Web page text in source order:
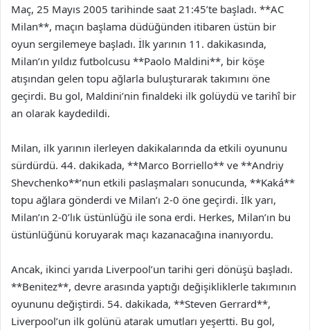
Maç, 25 Mayıs 2005 tarihinde saat 21:45’te başladı. **AC
Milan**, maçın başlama düdüğünden itibaren üstün bir
oyun sergilemeye başladı. İlk yarının 11. dakikasında,
Milan’ın yıldız futbolcusu **Paolo Maldini**, bir köşe
atışından gelen topu ağlarla buluşturarak takımını öne
geçirdi. Bu gol, Maldini’nin finaldeki ilk golüydü ve tarihî bir
an olarak kaydedildi.
Milan, ilk yarının ilerleyen dakikalarında da etkili oyununu
sürdürdü. 44. dakikada, **Marco Borriello** ve **Andriy
Shevchenko**’nun etkili paslaşmaları sonucunda, **Kaká**
topu ağlara gönderdi ve Milan’ı 2-0 öne geçirdi. İlk yarı,
Milan’ın 2-0’lık üstünlüğü ile sona erdi. Herkes, Milan’ın bu
üstünlüğünü koruyarak maçı kazanacağına inanıyordu.
Ancak, ikinci yarıda Liverpool’un tarihi geri dönüşü başladı.
**Benitez**, devre arasında yaptığı değişikliklerle takımının
oyununu değiştirdi. 54. dakikada, **Steven Gerrard**,
Liverpool’un ilk golünü atarak umutları yeşertti. Bu gol,